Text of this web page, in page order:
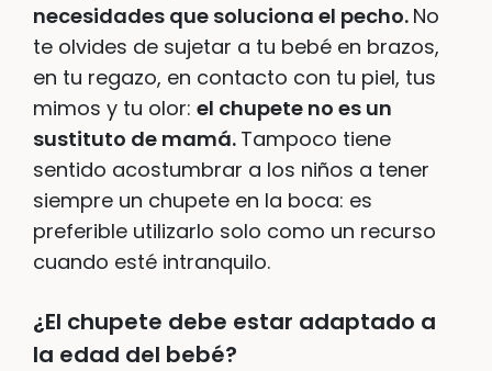
necesidades que soluciona el pecho. No
te olvides de sujetar a tu bebé en brazos,
en tu regazo, en contacto con tu piel, tus
mimos y tu olor: el chupete no es un
sustituto de mamá. Tampoco tiene
sentido acostumbrar a los niños a tener
siempre un chupete en la boca: es
preferible utilizarlo solo como un recurso
cuando esté intranquilo.
¿El chupete debe estar adaptado a
la edad del bebé?